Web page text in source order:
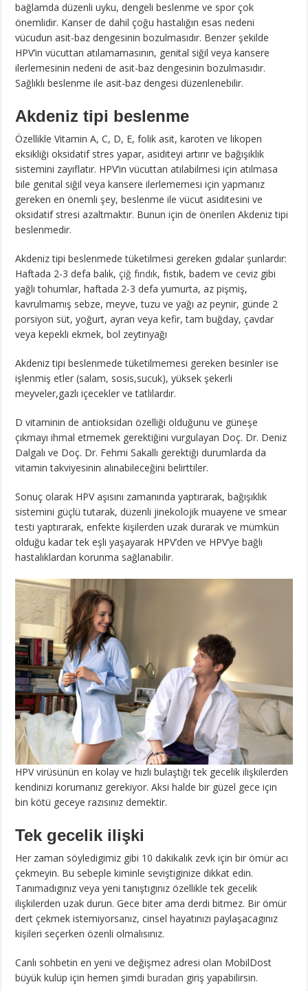
bağlamda düzenli uyku, dengeli beslenme ve spor çok
önemlidir. Kanser de dahil çoğu hastalığın esas nedeni
vücudun asit-baz dengesinin bozulmasıdır. Benzer şekilde
HPV’in vücuttan atılamamasının, genital siğil veya kansere
ilerlemesinin nedeni de asit-baz dengesinin bozulmasıdır.
Sağlıklı beslenme ile asit-baz dengesi düzenlenebilir.
Akdeniz tipi beslenme
Özellikle Vitamin A, C, D, E, folik asit, karoten ve likopen
eksikliği oksidatif stres yapar, asiditeyi artırır ve bağışıklık
sistemini zayıflatır. HPV’in vücuttan atılabilmesi için atılmasa
bile genital siğil veya kansere ilerlememesi için yapmanız
gereken en önemli şey, beslenme ile vücut asiditesini ve
oksidatif stresi azaltmaktır. Bunun için de önerilen Akdeniz tipi
beslenmedir.
Akdeniz tipi beslenmede tüketilmesi gereken gıdalar şunlardır:
Haftada 2-3 defa balık,çiğ fındık, fıstık, badem ve ceviz gibi
yağlı tohumlar, haftada 2-3 defa yumurta, az pişmiş,
kavrulmamış sebze, meyve, tuzu ve yağı az peynir, günde 2
porsiyon süt, yoğurt, ayran veya kefir, tam buğday, çavdar
veya kepekli ekmek, bol zeytinyağı
Akdeniz tipi beslenmede tüketilmemesi gereken besinler ise
işlenmiş etler (salam, sosis,sucuk), yüksek şekerli
meyveler,gazlı içecekler ve tatlılardır.
D vitaminin de antioksidan özelliği olduğunu ve güneşe
çıkmayı ihmal etmemek gerektiğini vurgulayan Doç. Dr. Deniz
Dalgalı ve Doç. Dr. Fehmi Sakallı gerektiği durumlarda da
vitamin takviyesinin alınabileceğini belirttiler.
Sonuç olarak HPV aşısını zamanında yaptırarak, bağışıklık
sistemini güçlü tutarak, düzenli jinekolojik muayene ve smear
testi yaptırarak, enfekte kişilerden uzak durarak ve mümkün
olduğu kadar tek eşli yaşayarak HPV’den ve HPV’ye bağlı
hastalıklardan korunma sağlanabilir.
HPV virüsünün en kolay ve hızlı bulaştığı tek gecelik ilişkilerden
kendinizi korumanız gerekiyor. Aksi halde bir güzel gece için
bin kötü geceye razısınız demektir.
Tek gecelik ilişki
Her zaman söyledigimiz gibi 10 dakikalık zevk için bir ömür acı
çekmeyin. Bu sebeple kiminle seviştiginize dikkat edin.
Tanımadıgınız veya yeni tanıştıgınız özellikle tek gecelik
ilişkilerden uzak durun. Gece biter ama derdi bitmez. Bir ömür
dert çekmek istemiyorsanız, cinsel hayatınızı paylaşacagınız
kişileri seçerken özenli olmalısınız.
Canlı sohbetin en yeni ve değişmez adresi olan MobilDost
büyük kulüp için hemen şimdiburadan giriş yapabilirsin.